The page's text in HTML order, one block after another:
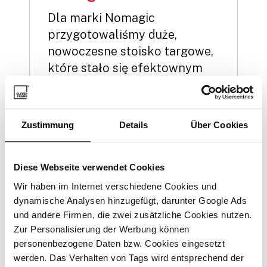
Zustimmung Details Über Cookies
Diese Webseite verwendet Cookies
Wir haben im Internet verschiedene Cookies und
dynamische Analysen hinzugefügt, darunter Google Ads
und andere Firmen, die zwei zusätzliche Cookies nutzen.
Zur Personalisierung der Werbung können
personenbezogene Daten bzw. Cookies eingesetzt
werden. Das Verhalten von Tags wird entsprechend der
Dla marki Nomagic
przygotowaliśmy duże,
nowoczesne stoisko targowe,
które stało się efektownym
magazynowych. Centralnym
elementem zabudowy był
przyciągający uwagę
odwiedzających z daleka.
Nowoczesność podkreśliliśmy
dzięki białym, połyskującym
panelom zestawionym z
podświetlanymi kolorami